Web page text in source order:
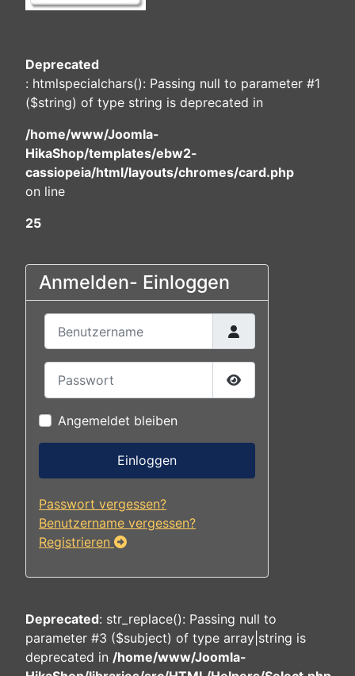
Deprecated
: htmlspecialchars(): Passing null to parameter #1
($string) of type string is deprecated in
/home/www/Joomla-
HikaShop/templates/ebw2-
cassiopeia/html/layouts/chromes/card.php
on line
25
Anmelden- Einloggen
Passwort anzeigen
Angemeldet bleiben
Einloggen
Passwort vergessen?
Benutzername vergessen?
Registrieren
Deprecated: str_replace(): Passing null to
parameter #3 ($subject) of type array|string is
deprecated in /home/www/Joomla-